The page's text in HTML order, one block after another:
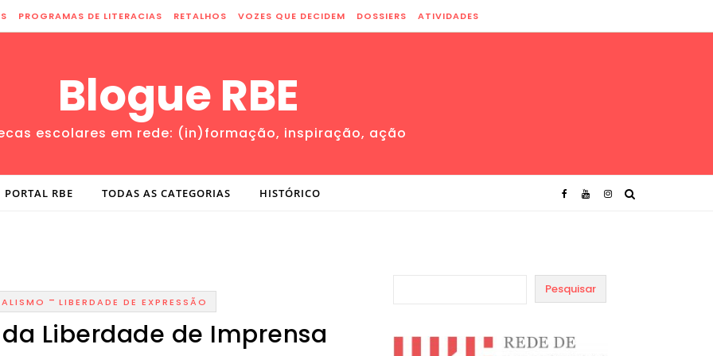
PROGRAMAS DE LITERACIAS RETALHOS VOZES QUE DECIDEM DOSSIERS ATIVIDADES
Blogue RBE
escolares em rede: (in)formação, inspiração, ação
PORTAL RBE TODAS AS CATEGORIAS HISTÓRICO
- LIBERDADE DE EXPRESSÃO
Liberdade de Imprensa
Pesquisar